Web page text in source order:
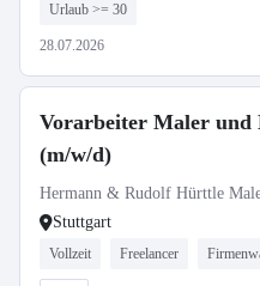
Urlaub >= 30
28.07.2026
Vorarbeiter Maler und
(m/w/d)
Hermann & Rudolf Hürttle
Stuttgart
Vollzeit Freelancer